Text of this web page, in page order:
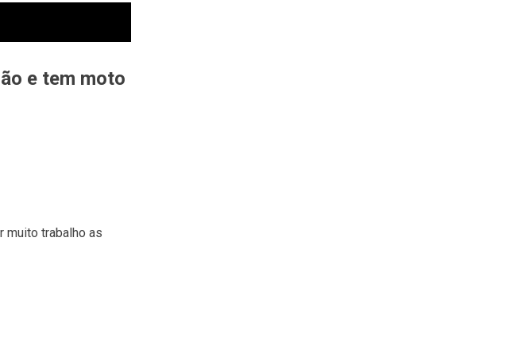
e tem moto
muito trabalho as